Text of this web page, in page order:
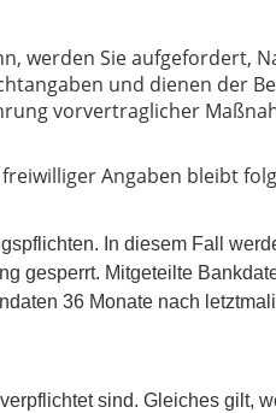
werden Sie aufgefordert,
und dienen der
vorvertraglicher
Angaben bleibt
In diesem Fall
gesperrt. Mitgeteilte
36 Monate nach
sind. Gleiches gilt,